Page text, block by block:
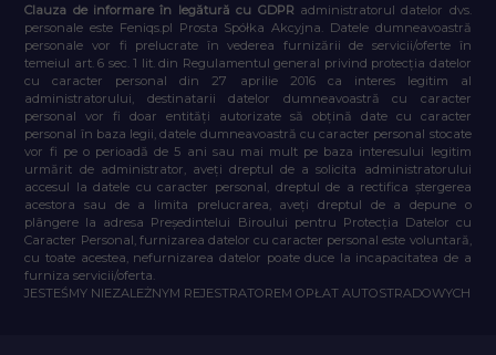
Clauza de informare în legătură cu GDPR administratorul datelor dvs.
personale este Feniqs.pl Prosta Spółka Akcyjna. Datele dumneavoastră
personale vor fi prelucrate în vederea furnizării de servicii/oferte în
temeiul art. 6 sec. 1 lit. din Regulamentul general privind protecția datelor
cu caracter personal din 27 aprilie 2016 ca interes legitim al
administratorului, destinatarii datelor dumneavoastră cu caracter
personal vor fi doar entități autorizate să obțină date cu caracter
personal în baza legii, datele dumneavoastră cu caracter personal stocate
vor fi pe o perioadă de 5 ani sau mai mult pe baza interesului legitim
urmărit de administrator, aveți dreptul de a solicita administratorului
accesul la datele cu caracter personal, dreptul de a rectifica ștergerea
acestora sau de a limita prelucrarea, aveți dreptul de a depune o
plângere la adresa Președintelui Biroului pentru Protecția Datelor cu
Caracter Personal, furnizarea datelor cu caracter personal este voluntară,
cu toate acestea, nefurnizarea datelor poate duce la incapacitatea de a
furniza servicii/oferta.
JESTEŚMY NIEZALEŻNYM REJESTRATOREM OPŁAT AUTOSTRADOWYCH